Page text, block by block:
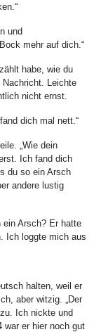
und
mehr auf dich.“
habe, wie du
Nachricht. Leichte
nicht ernst.
dich mal nett.“
„Wie dein
Ich fand dich
du so ein Arsch
andere lustig
ein Arsch? Er hatte
Ich loggte mich aus
halten, weil er
aber witzig. „Der
Ich nickte und
war er hier noch gut